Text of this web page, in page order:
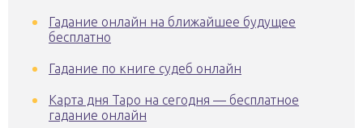
Гадание онлайн на ближайшее будущее
бесплатно
Гадание по книге судеб онлайн
Карта дня Таро на сегодня — бесплатное
гадание онлайн